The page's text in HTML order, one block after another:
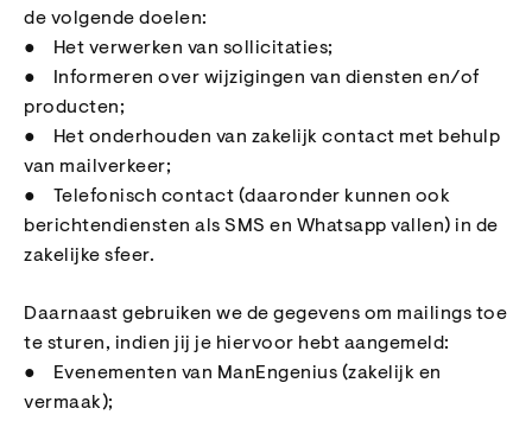
de volgende doelen:
● Het verwerken van sollicitaties;
● Informeren over wijzigingen van diensten en/of
producten;
● Het onderhouden van zakelijk contact met behulp
van mailverkeer;
● Telefonisch contact (daaronder kunnen ook
berichtendiensten als SMS en Whatsapp vallen) in de
zakelijke sfeer.
Daarnaast gebruiken we de gegevens om mailings toe
te sturen, indien jij je hiervoor hebt aangemeld:
● Evenementen van ManEngenius (zakelijk en
vermaak);